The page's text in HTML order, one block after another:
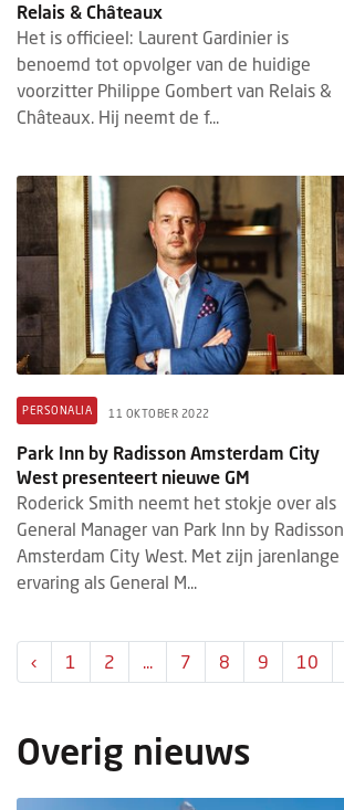
Relais & Châteaux
Het is officieel: Laurent Gardinier is
benoemd tot opvolger van de huidige
voorzitter Philippe Gombert van Relais &
Châteaux. Hij neemt de f...
PERSONALIA 11 OKTOBER 2022
Park Inn by Radisson Amsterdam City
West presenteert nieuwe GM
Roderick Smith neemt het stokje over als
General Manager van Park Inn by Radisson
Amsterdam City West. Met zijn jarenlange
ervaring als General M...
‹ 1 2 ... 7 8 9 10
Overig nieuws